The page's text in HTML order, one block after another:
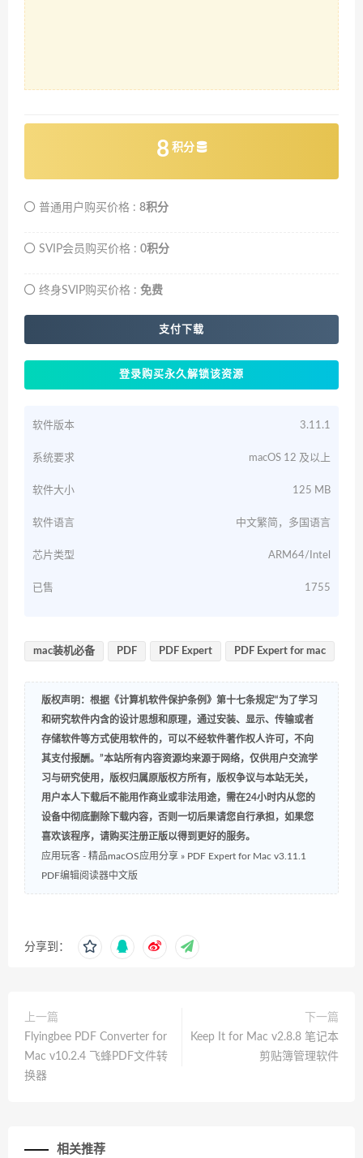
8 积分
普通用户购买价格 : 8积分
SVIP会员购买价格 : 0积分
终身SVIP购买价格 : 免费
支付下载
登录购买永久解锁该资源
软件版本 3.11.1
系统要求 macOS 12 及以上
软件大小 125 MB
软件语言 中文繁简，多国语言
芯片类型 ARM64/Intel
已售 1755
mac装机必备 PDF PDF Expert PDF Expert for mac
版权声明：根据《计算机软件保护条例》第十七条规定“为了学习
和研究软件内含的设计思想和原理，通过安装、显示、传输或者
存储软件等方式使用软件的，可以不经软件著作权人许可，不向
其支付报酬。”本站所有内容资源均来源于网络，仅供用户交流学
习与研究使用，版权归属原版权方所有，版权争议与本站无关，
用户本人下载后不能用作商业或非法用途，需在24小时内从您的
设备中彻底删除下载内容，否则一切后果请您自行承担，如果您
喜欢该程序，请购买注册正版以得到更好的服务。
应用玩客 - 精品macOS应用分享 » PDF Expert for Mac v3.11.1
PDF编辑阅读器中文版
分享到：
上一篇
Flyingbee PDF Converter for
Mac v10.2.4 飞蜂PDF文件转
换器
下一篇
Keep It for Mac v2.8.8 笔记本
剪贴簿管理软件
相关推荐